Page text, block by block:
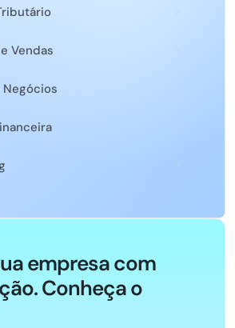
Vendas
Negócios
empresa com
Conheça o